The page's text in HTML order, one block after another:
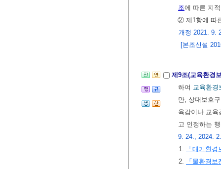
조에 따른 지
② 제1항에 따
개정 2021. 9.
[본조신설
제9조(교육환경
하여 교육환
만, 상대보호
육감이나 교
고 인정하는
9. 24., 2024.
1.
「대기환
2.
「물환경보